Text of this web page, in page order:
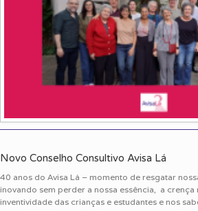
Novo Conselho Consultivo Avisa Lá
40 anos do Avisa Lá – momento de resgatar
inovando sem perder a nossa essência, a
inventividade das crianças e estudantes e nos